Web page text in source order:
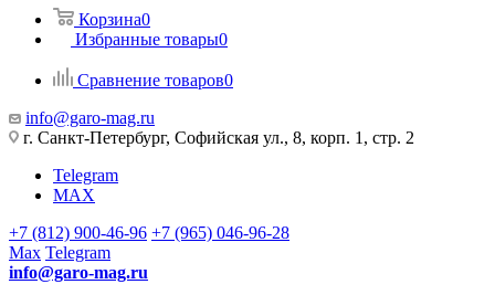
Корзина0
Избранные товары0
Сравнение товаров0
info@garo-mag.ru
г. Санкт-Петербург, Софийская ул., 8, корп. 1, стр. 2
Telegram
MAX
+7 (812) 900-46-96 +7 (965) 046-96-28
Max Telegram
info@garo-mag.ru